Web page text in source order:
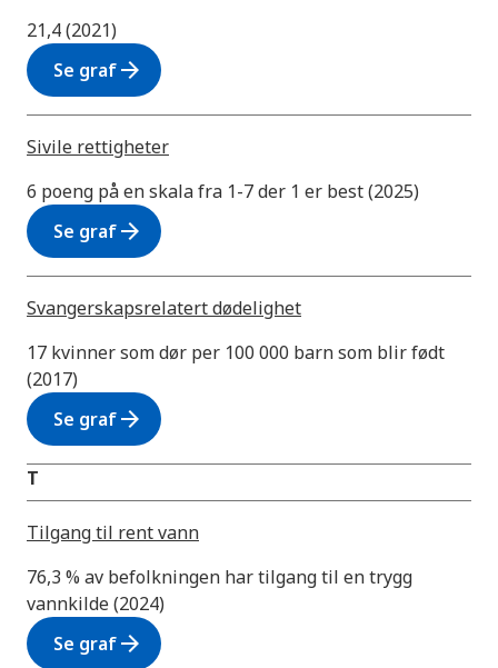
21,4 (2021)
Se grafarrow_forward
Sivile rettigheter
6 poeng på en skala fra 1-7 der 1 er best (2025)
Se grafarrow_forward
Svangerskapsrelatert dødelighet
17 kvinner som dør per 100 000 barn som blir født
(2017)
Se grafarrow_forward
T
Tilgang til rent vann
76,3 % av befolkningen har tilgang til en trygg
vannkilde (2024)
Se grafarrow_forward